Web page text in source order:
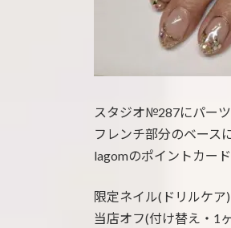
スタジオ№287にパー
フレンチ部分のベース
lagomのポイントカー
限定ネイル(ドリルケア
当店オフ(付け替え・1